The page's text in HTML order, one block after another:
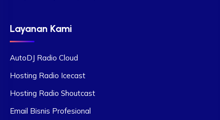
Layanan Kami
AutoDJ Radio Cloud
Hosting Radio Icecast
Hosting Radio Shoutcast
Email Bisnis Profesional